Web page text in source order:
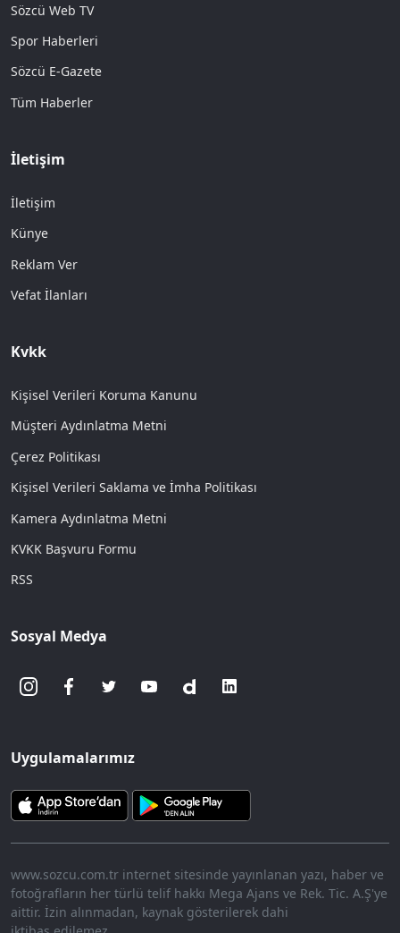
Sözcü Web TV
Spor Haberleri
Sözcü E-Gazete
Tüm Haberler
İletişim
İletişim
Künye
Reklam Ver
Vefat İlanları
Kvkk
Kişisel Verileri Koruma Kanunu
Müşteri Aydınlatma Metni
Çerez Politikası
Kişisel Verileri Saklama ve İmha Politikası
Kamera Aydınlatma Metni
KVKK Başvuru Formu
RSS
Sosyal Medya
Uygulamalarımız
www.sozcu.com.tr internet sitesinde yayınlanan yazı, haber ve
fotoğrafların her türlü telif hakkı Mega Ajans ve Rek. Tic. A.Ş'ye
aittir. İzin alınmadan, kaynak gösterilerek dahi